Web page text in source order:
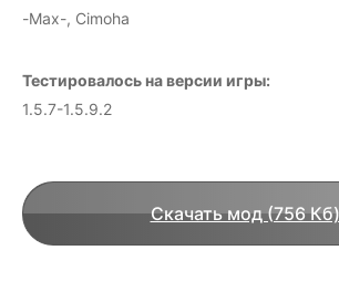
-Max-, Cimoha
Тестировалось на версии игры:
1.5.7-1.5.9.2
Скачать мод (756 Кб)